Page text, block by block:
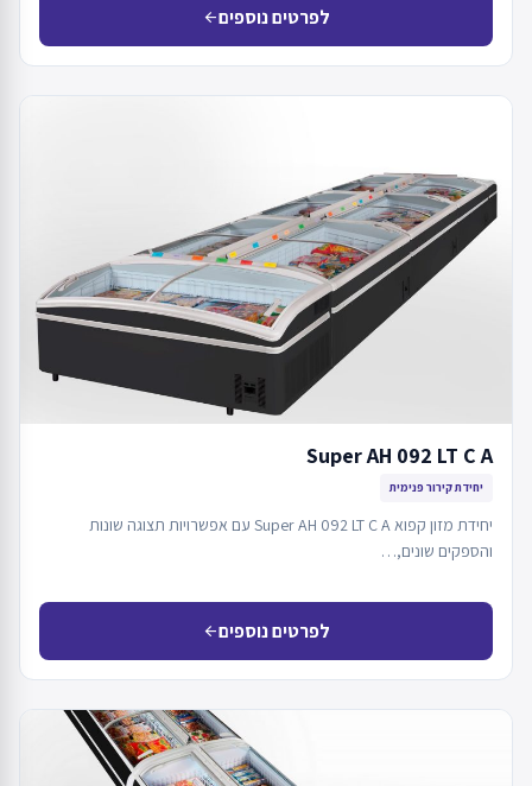
לפרטים נוספיםarrow_back
Super AH 092 LT C A
יחידת קירור פנימית
יחידת מזון קפוא Super AH 092 LT C A עם אפשרויות תצוגה שונות
והספקים שונים,…
לפרטים נוספיםarrow_back